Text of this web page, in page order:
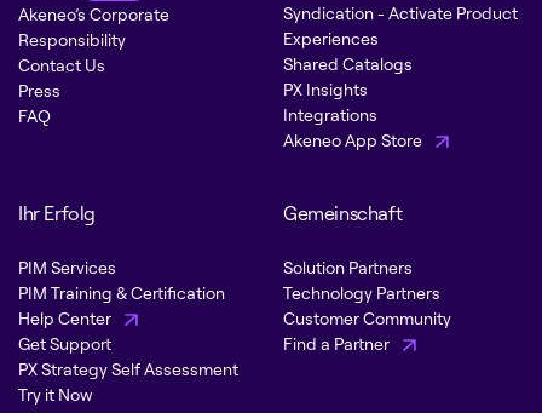
Akeneo’s Corporate
Responsibility
Contact Us
Press
FAQ
Syndication - Activate Product
Experiences
Shared Catalogs
PX Insights
Integrations
Akeneo App Store
Ihr Erfolg
PIM Services
PIM Training & Certification
Help Center
Get Support
PX Strategy Self Assessment
Try it Now
Gemeinschaft
Solution Partners
Technology Partners
Customer Community
Find a Partner